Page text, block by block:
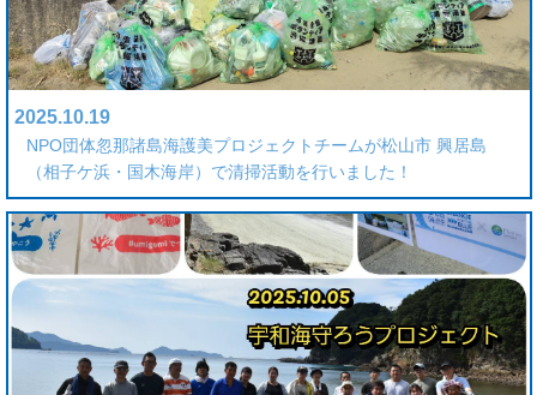
2025.10.19
NPO団体忽那諸島海護美プロジェクトチームが松山市 興居島
（相子ケ浜・国木海岸）で清掃活動を行いました！